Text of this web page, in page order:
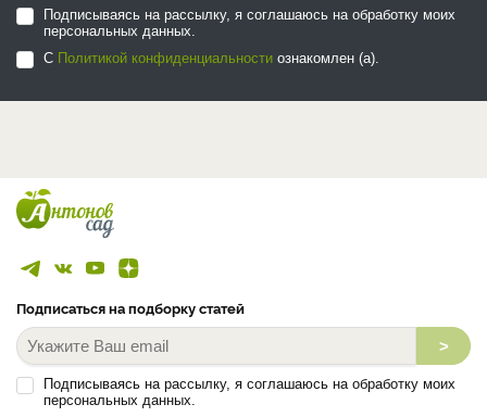
Подписываясь на рассылку, я соглашаюсь на обработку моих
персональных данных.
С Политикой конфиденциальности ознакомлен (а).
Подписаться на подборку статей
>
Подписываясь на рассылку, я соглашаюсь на обработку моих
персональных данных.